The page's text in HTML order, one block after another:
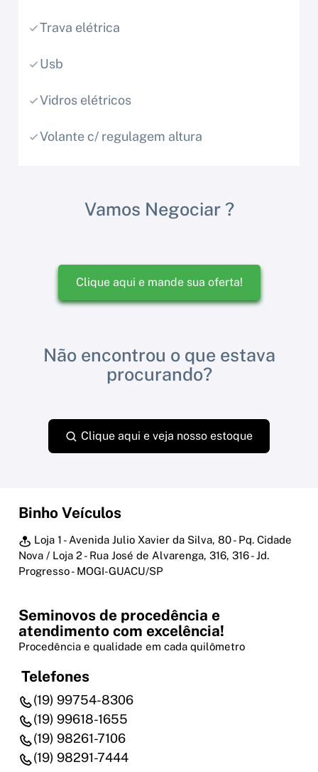
Trava elétrica
Usb
Vidros elétricos
Volante c/ regulagem altura
Vamos Negociar ?
Clique aqui e mande sua oferta!
Não encontrou o que estava
procurando?
Clique aqui e veja nosso estoque
Binho Veículos
Loja 1 - Avenida Julio Xavier da Silva, 80 - Pq. Cidade
Nova / Loja 2 - Rua José de Alvarenga, 316, 316 - Jd.
Progresso - MOGI-GUACU/SP
Seminovos de procedência e
atendimento com excelência!
Procedência e qualidade em cada quilômetro
Telefones
(19) 99754-8306
(19) 99618-1655
(19) 98261-7106
(19) 98291-7444